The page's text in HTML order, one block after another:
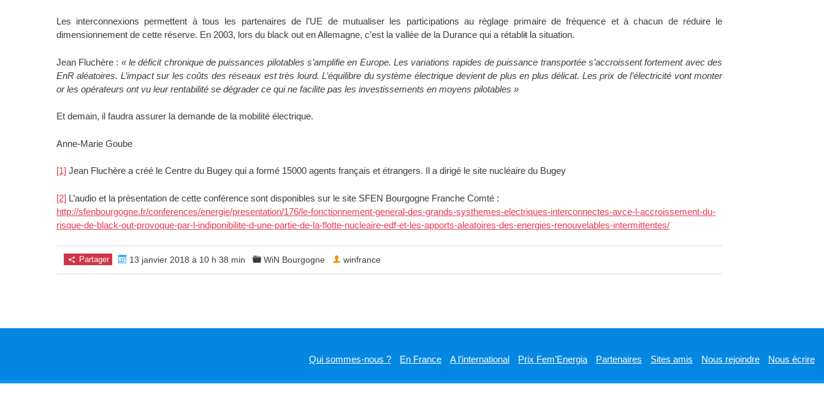
Les interconnexions permettent à tous les partenaires de l’UE de mutualiser les participations au réglage primaire de fréquence et à chacun de réduire le
dimensionnement de cette réserve. En 2003, lors du black out en Allemagne, c’est la vallée de la Durance qui a rétablitla situation.
Jean Fluchère : « le déficit chronique de puissances pilotables s’amplifie en Europe. Les variations rapides de puissance transportée s’accroissent fortement avec des
EnR aléatoires. L’impact sur les coûts des réseaux est très lourd. L’équilibre du système électrique devient de plus en plus délicat. Les prix de l’électricité vont monter
or les opérateurs ont vu leur rentabilité se dégrader ce qui ne facilite pas les investissements en moyens pilotables »
Et demain, il faudra assurer la demande de la mobilité électrique.
Anne-Marie Goube
[1] Jean Fluchère a créé le Centre du Bugey qui a formé 15000 agents français et étrangers. Il a dirigé le site nucléaire du Bugey
[2] L’audio et la présentation de cette conférence sont disponibles sur le site SFEN Bourgogne Franche Comté :
http://sfenbourgogne.fr/conferences/energie/presentation/176/le-fonctionnement-general-des-grands-systhemes-electriques-interconnectes-avce-l-accroissement-du-
risque-de-black-out-provoque-par-l-indiponibilite-d-une-partie-de-la-flotte-nucleaire-edf-et-les-apports-aleatoires-des-energies-renouvelables-intermittentes/
Partager 13 janvier 2018 à 10 h 38 min WiN Bourgogne winfrance
Qui sommes-nous ? En France A l’international Prix Fem’Energia Partenaires Sites amis Nous rejoindre Nous écrire